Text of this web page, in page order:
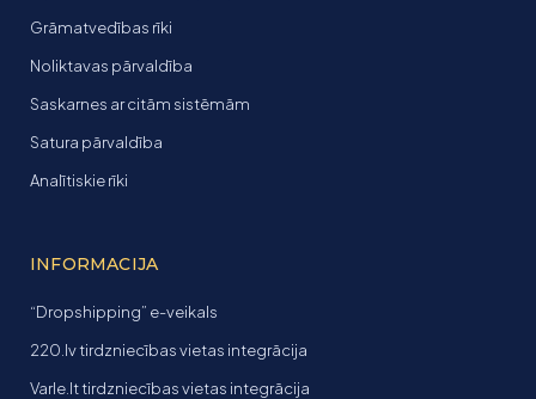
Grāmatvedības rīki
Noliktavas pārvaldība
Saskarnes ar citām sistēmām
Satura pārvaldība
Analītiskie rīki
INFORMACIJA
“Dropshipping” e-veikals
220.lv tirdzniecības vietas integrācija
Varle.lt tirdzniecības vietas integrācija